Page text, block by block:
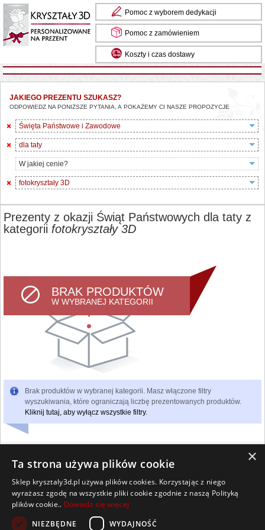
Pomoc z wyborem dedykacji
Pomoc z zamówieniem
Koszty i czas dostawy
JAKIEGO PREZENTU SZUKASZ?
ODPOWIEDZ NA PONIŻSZE PYTANIA, A POKAŻEMY CI NASZE PROPOZYCJE
Święta Państwowe i Zawodowe
dla taty
W jakiej cenie?
fotokryształy 3D
Prezenty z okazji Świąt Państwowych dla taty z
kategorii fotokryształy 3D
BRAK PRODUKTÓW
W WYBRANEJ KATEGORII
Brak produktów w wybranej kategorii. Masz włączone filtry
wyszukiwania, które ograniczają liczbę prezentowanych produktów.
Kliknij tutaj, aby wyłącz wszystkie filtry.
Wszelkie prawa zastrzeżone
Kontakt Współpraca Regulamin
Pomoc Strona główna
×
Ta strona używa plików cookie
Sklep krysztaly3d.pl używa plików cookies. Korzystając z niego
wyrażasz zgodę na wszystkie pliki cookie zgodnie z naszą Polityką
plików cookie.. Dowiedz się więcej
NIEZBĘDNE
WYDAJNOŚĆ